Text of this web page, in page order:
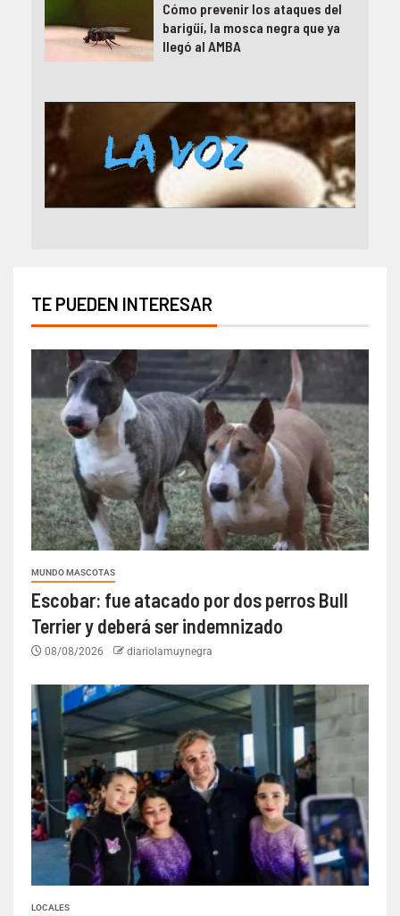
Cómo prevenir los ataques del
barigüí, la mosca negra que ya
llegó al AMBA
TE PUEDEN INTERESAR
MUNDO MASCOTAS
Escobar: fue atacado por dos perros Bull
Terrier y deberá ser indemnizado
08/08/2026 diariolamuynegra
LOCALES